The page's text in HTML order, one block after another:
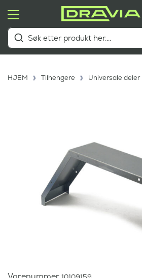
HJEM Tilhengere Universale deler